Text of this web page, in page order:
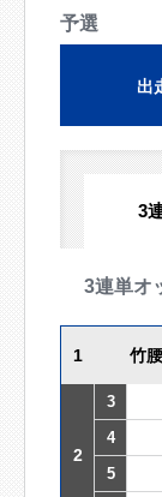
予選
出
3
3連単オ
1 竹
2
3
4
5